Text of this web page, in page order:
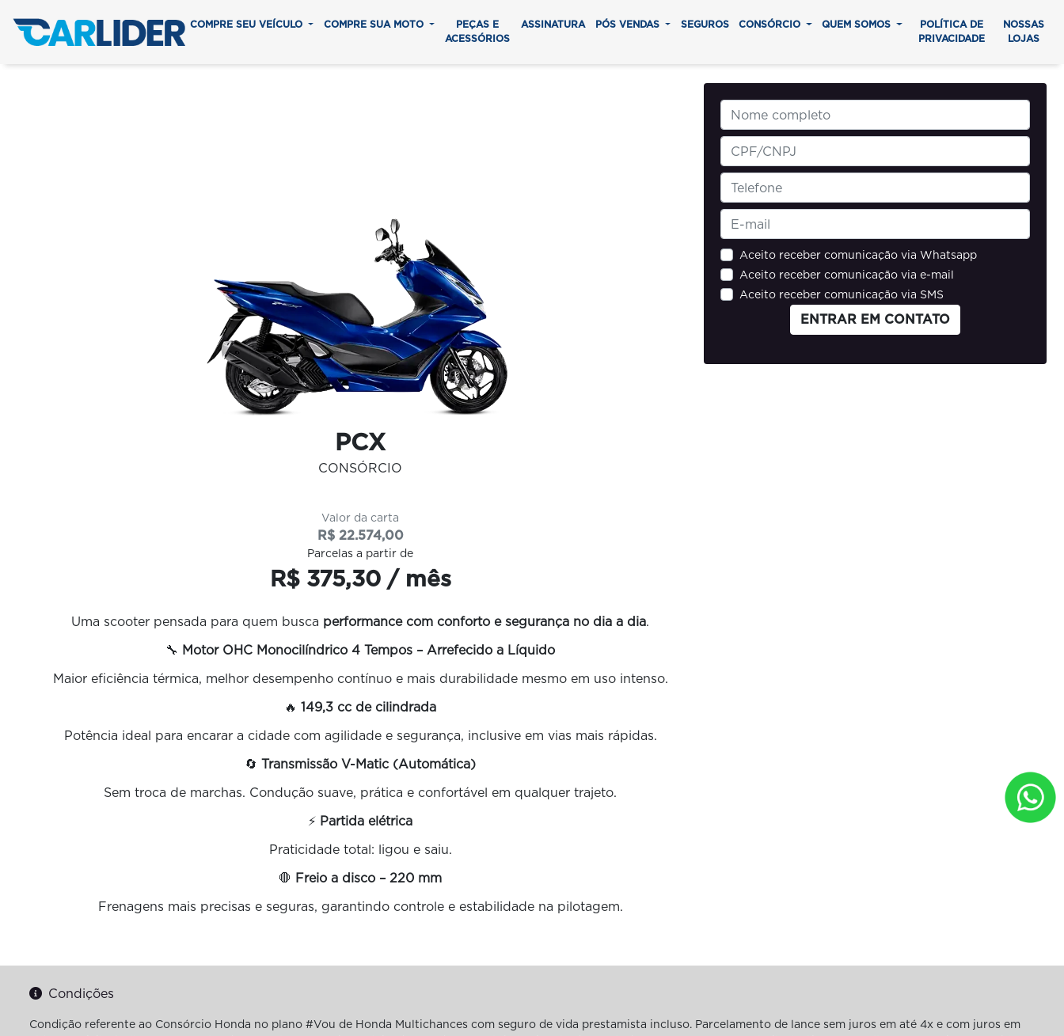
COMPRE SEU VEÍCULO COMPRE SUA MOTO
PEÇAS E
ACESSÓRIOS
ASSINATURA PÓS VENDAS SEGUROS CONSÓRCIO QUEM SOMOS
POLÍTICA DE
PRIVACIDADE
NOSSAS
LOJAS
PCX
CONSÓRCIO
Valor da carta
R$ 22.574,00
Parcelas a partir de
R$ 375,30 / mês
Uma scooter pensada para quem busca performance com conforto e segurança no dia a dia.
🔧 Motor OHC Monocilíndrico 4 Tempos – Arrefecido a Líquido
Maior eficiência térmica, melhor desempenho contínuo e mais durabilidade mesmo em uso intenso.
🔥149,3 cc de cilindrada
Potência ideal para encarar a cidade com agilidade e segurança, inclusive em vias mais rápidas.
🔄Transmissão V-Matic (Automática)
Sem troca de marchas. Condução suave, prática e confortável em qualquer trajeto.
⚡ Partida elétrica
Praticidade total: ligou e saiu.
🛑 Freio a disco – 220 mm
Frenagens mais precisas e seguras, garantindo controle e estabilidade na pilotagem.
Aceito receber comunicação via Whatsapp
Aceito receber comunicação via e-mail
Aceito receber comunicação via SMS
ENTRAR EM CONTATO
Condições
Condição referente ao Consórcio Honda no plano #Vou de Honda Multichances com seguro de vida prestamista incluso. Parcelamento de lance sem juros em até 4x e com juros em